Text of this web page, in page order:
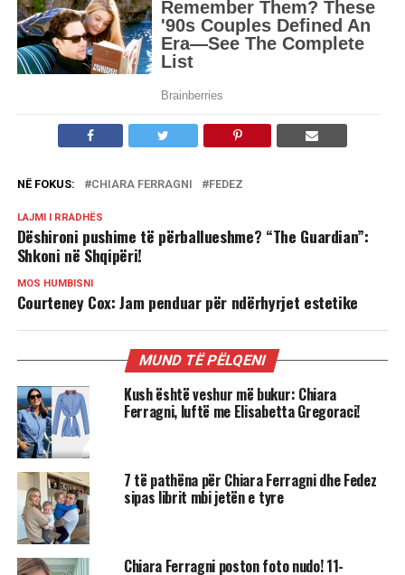
NË FOKUS: CHIARA FERRAGNI FEDEZ
LAJMI I RRADHËS
Dëshironi pushime të përballueshme? “The Guardian”:
Shkoni në Shqipëri!
MOS HUMBISNI
Courteney Cox: Jam penduar për ndërhyrjet estetike
MUND TË PËLQENI
Kush është veshur më bukur: Chiara
Ferragni, luftë me Elisabetta Gregoraci!
7 të pathëna për Chiara Ferragni dhe Fedez
sipas librit mbi jetën e tyre
Chiara Ferragni poston foto nudo! 11-